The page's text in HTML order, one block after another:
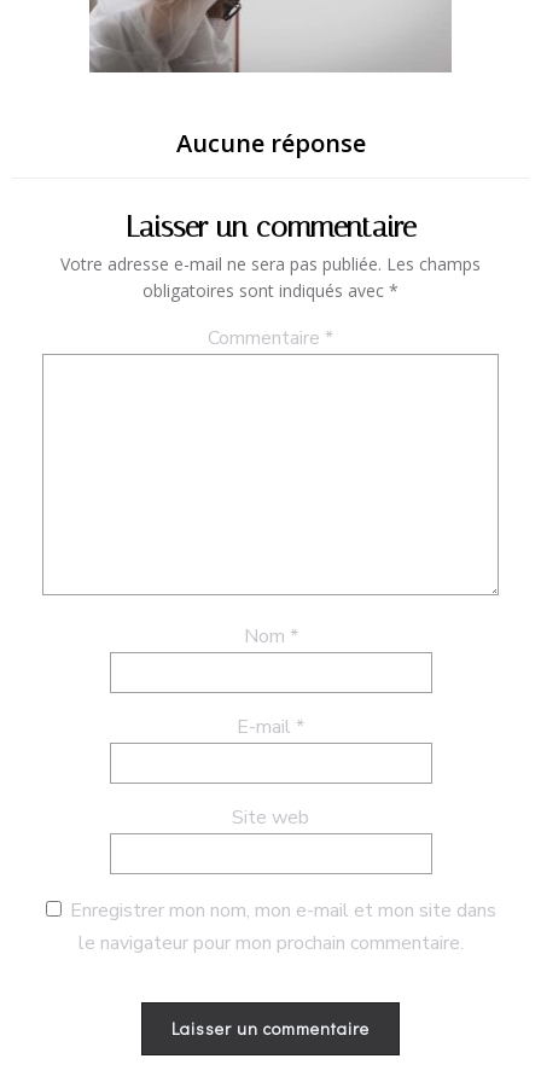
Aucune réponse
Laisser un commentaire
Votre adresse e-mail ne sera pas publiée. Les champs
obligatoires sont indiqués avec *
Commentaire *
Nom *
E-mail *
Site web
Enregistrer mon nom, mon e-mail et mon site dans
le navigateur pour mon prochain commentaire.